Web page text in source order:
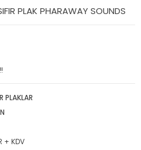
PLAK PHARAWAY SOUNDS
PLAKLAR
+ KDV